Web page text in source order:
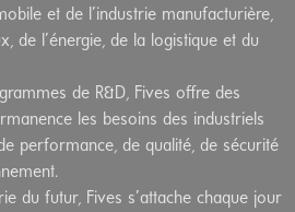
et de l’industrie manufacturière,
de l’énergie, de la logistique et du
de R&D, Fives offre des
les besoins des industriels
performance, de qualité, de sécurité
du futur, Fives s’attache chaque jour